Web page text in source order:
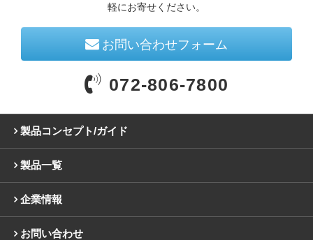
軽にお寄せください。
お問い合わせフォーム
072-806-7800
製品コンセプト/ガイド
製品一覧
企業情報
お問い合わせ